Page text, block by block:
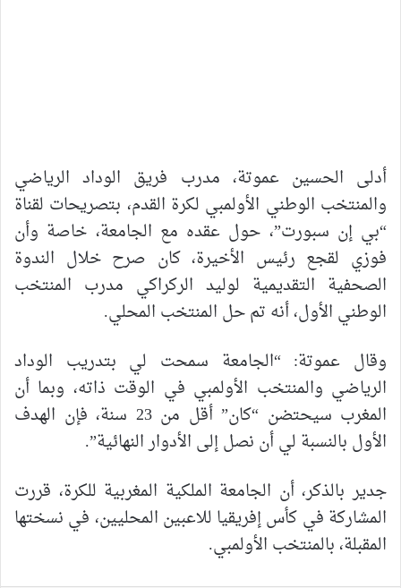
أدلى الحسين عموتة، مدرب فريق الوداد الرياضي
والمنتخب الوطني الأولمبي لكرة القدم، بتصريحات لقناة
“بي إن سبورت”، حول عقده مع الجامعة، خاصة وأن
فوزي لقجع رئيس الأخيرة، كان صرح خلال الندوة
الصحفية التقديمية لوليد الركراكي مدرب المنتخب
الوطني الأول، أنه تم حل المنتخب المحلي.
وقال عموتة: “الجامعة سمحت لي بتدريب الوداد
الرياضي والمنتخب الأولمبي في الوقت ذاته، وبما أن
المغرب سيحتضن “كان” أقل من 23 سنة، فإن الهدف
الأول بالنسبة لي أن نصل إلى الأدوار النهائية”.
جدير بالذكر، أن الجامعة الملكية المغربية للكرة، قررت
المشاركة في كأس إفريقيا للاعبين المحليين، في نسختها
المقبلة، بالمنتخب الأولمبي.